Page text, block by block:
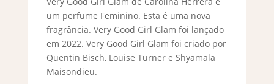
um perfume Feminino. Esta é uma nova
fragrância. Very Good Girl Glam foi lançado
em 2022. Very Good Girl Glam foi criado por
Quentin Bisch, Louise Turner e Shyamala
Maisondieu.